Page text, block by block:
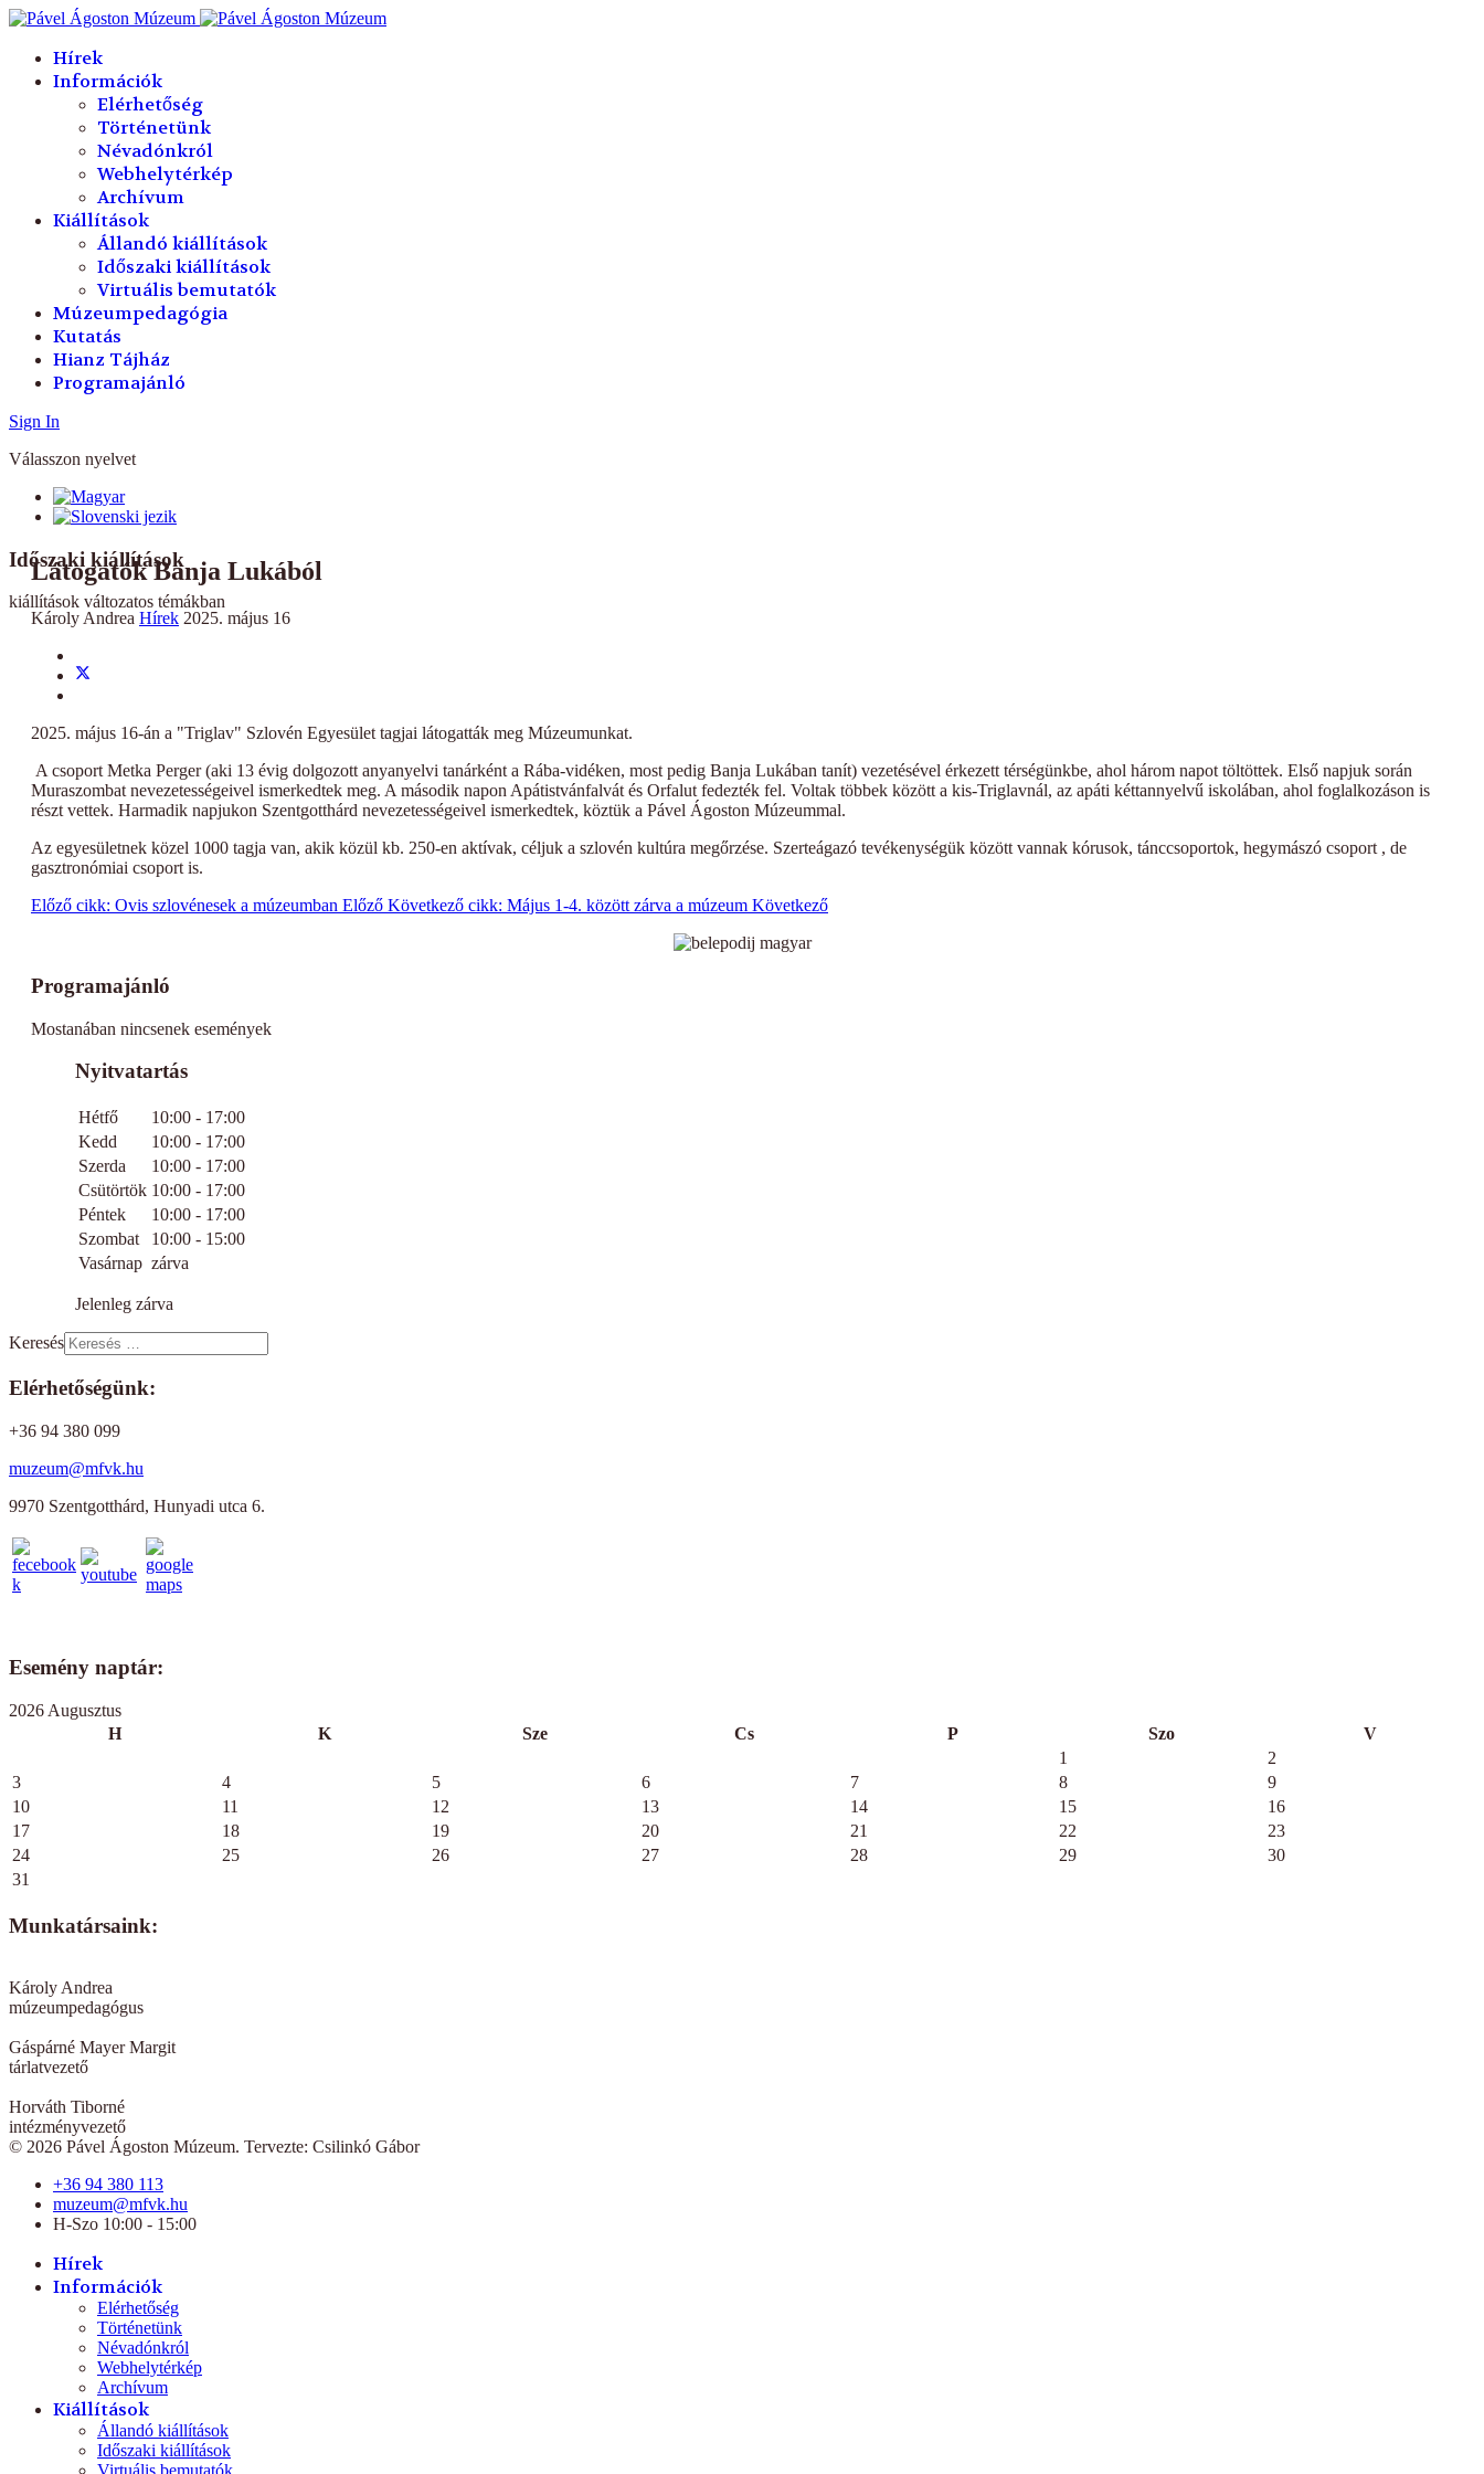
Hírek
Információk
Elérhetőség
Történetünk
Névadónkról
Webhelytérkép
Archívum
Kiállítások
Állandó kiállítások
Időszaki kiállítások
Virtuális bemutatók
Múzeumpedagógia
Kutatás
Hianz Tájház
Programajánló
Sign In
Válasszon nyelvet
Időszaki kiállítások
kiállítások változatos témákban
Látogatók Banja Lukából
Károly Andrea Hírek 2025. május 16
2025. május 16-án a "Triglav" Szlovén Egyesület tagjai látogatták meg Múzeumunkat.
A csoport Metka Perger (aki 13 évig dolgozott anyanyelvi tanárként a Rába-vidéken, most pedig Banja Lukában tanít) vezetésével érkezett térségünkbe, ahol három napot töltöttek. Első napjuk során
Muraszombat nevezetességeivel ismerkedtek meg. A második napon Apátistvánfalvát és Orfalut fedezték fel. Voltak többek között a kis-Triglavnál, az apáti kéttannyelvű iskolában, ahol foglalkozáson is
részt vettek. Harmadik napjukon Szentgotthárd nevezetességeivel ismerkedtek, köztük a Pável Ágoston Múzeummal.
Az egyesületnek közel 1000 tagja van, akik közül kb. 250-en aktívak, céljuk a szlovén kultúra megőrzése. Szerteágazó tevékenységük között vannak kórusok, tánccsoportok, hegymászó csoport , de
gasztronómiai csoport is.
Előző cikk: Ovis szlovénesek a múzeumban Előző Következő cikk: Május 1-4. között zárva a múzeum Következő
Programajánló
Mostanában nincsenek események
Nyitvatartás
Hétfő
10:00 - 17:00
Kedd
10:00 - 17:00
Szerda
10:00 - 17:00
Csütörtök 10:00 - 17:00
Péntek
10:00 - 17:00
Szombat
10:00 - 15:00
Vasárnap zárva
Jelenleg zárva
Keresés
Elérhetőségünk:
+36 94 380 099
muzeum@mfvk.hu
9970 Szentgotthárd, Hunyadi utca 6.
Esemény naptár:
év
hónap
év
hónap
2026 Augusztus
H
K Sze Cs P Szo
V
1
2
3
4 5 6 7 8
9
10
11 12 13 14 15
16
17
18 19 20 21 22
23
24
25 26 27 28 29
30
31
Munkatársaink:
Károly Andrea
múzeumpedagógus
Gáspárné Mayer Margit
tárlatvezető
Horváth Tiborné
intézményvezető
© 2026 Pável Ágoston Múzeum. Tervezte: Csilinkó Gábor
+36 94 380 113
muzeum@mfvk.hu
H-Szo 10:00 - 15:00
Hírek
Információk
Elérhetőség
Történetünk
Névadónkról
Webhelytérkép
Archívum
Kiállítások
Állandó kiállítások
Időszaki kiállítások